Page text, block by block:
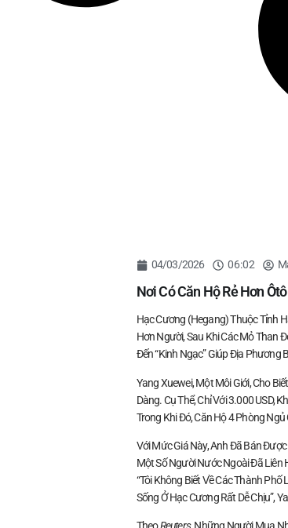
04/03/2026 06:02
Nơi Có Căn Hộ Rẻ Hơn
Hạc Cương (Hegang) Thuộc Tỉnh
Hơn Người, Sau Khi Các Mỏ Than
Đến “kinh Ngạc” Giúp Địa Phương
Yang Xuewei, Một Môi Giới, Cho
Dàng. Cụ Thể, Chỉ Với 3.000 USD,
Trong Khi Đó, Căn Hộ 4 Phòng
Với Mức Giá Này, Anh Đã Bán
Một Số Người Nước Ngoài Đã Liên
“Tôi Không Biết Về Các Thành Phố
Sống Ở Hạc Cương Rất Dễ Chịu”,